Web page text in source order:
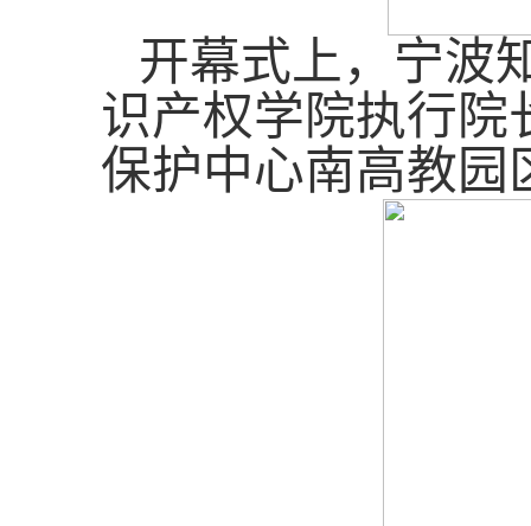
开幕式上，宁波
识产权学院执行院
保护中心南高教园